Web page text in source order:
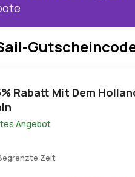
Rabatt Mit Dem
Angebot
Zeit